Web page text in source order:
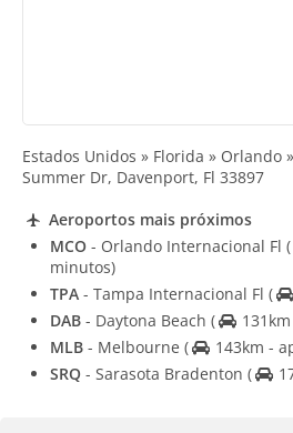
Estados Unidos » Florida » Orlando
Summer Dr, Davenport, Fl 33897
Aeroportos mais próximos
MCO - Orlando Internacional Fl (
minutos)
TPA - Tampa Internacional Fl (
DAB - Daytona Beach (
MLB - Melbourne (
143km -
SRQ - Sarasota Bradenton (